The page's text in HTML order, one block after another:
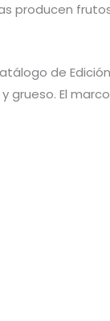
producen
de
El